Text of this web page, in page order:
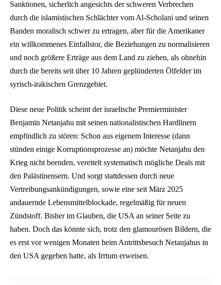
Sanktionen, sicherlich angesichts der schweren Verbrechen
durch die islamistischen Schlächter vom Al-Scholani und seinen
Banden moralisch schwer zu ertragen, aber für die Amerikaner
ein willkommenes Einfallstor, die Beziehungen zu normalisieren
und noch größere Erträge aus dem Land zu ziehen, als ohnehin
durch die bereits seit über 10 Jahren geplünderten Ölfelder im
syrisch-irakischen Grenzgebiet.
Diese neue Politik scheint der israelische Premierminister
Benjamin Netanjahu mit seinen nationalistischen Hardlinern
empfindlich zu stören: Schon aus eigenem Interesse (dann
stünden einige Korruptionsprozesse an) möchte Netanjahu den
Krieg nicht beenden, vereitelt systematisch mögliche Deals mit
den Palästinensern. Und sorgt stattdessen durch neue
Vertreibungsankündigungen, sowie eine seit März 2025
andauernde Lebensmittelblockade, regelmäßig für neuen
Zündstoff. Bisher im Glauben, die USA an seiner Seite zu
haben. Doch das könnte sich, trotz den glamourösen Bildern, die
es erst vor wenigen Monaten beim Antrittsbesuch Netanjahus in
den USA gegeben hatte, als Irrtum erweisen.